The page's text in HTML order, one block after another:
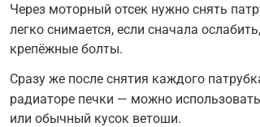
Через моторный отсек нужно снять
легко снимается, если сначала
крепёжные болты.
Сразу же после снятия каждого
радиаторе печки — можно
или обычный кусок ветоши.